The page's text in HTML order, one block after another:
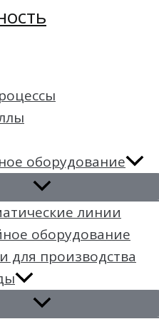
оборудование
линии
оборудование
для производства